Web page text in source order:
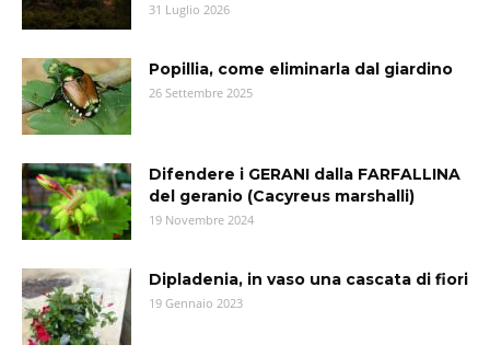
31 Luglio 2026
Popillia, come eliminarla dal giardino
26 Settembre 2025
Difendere i GERANI dalla FARFALLINA
del geranio (Cacyreus marshalli)
19 Novembre 2024
Dipladenia, in vaso una cascata di fiori
19 Gennaio 2023